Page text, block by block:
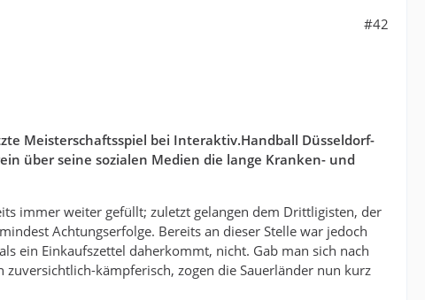
#42
Meisterschaftsspiel bei Interaktiv.Handball Düsseldorf-
über seine sozialen Medien die lange Kranken- und
immer weiter gefüllt; zuletzt gelangen dem Drittligisten, der
Achtungserfolge. Bereits an dieser Stelle war jedoch
ein Einkaufszettel daherkommt, nicht. Gab man sich nach
kämpferisch, zogen die Sauerländer nun kurz